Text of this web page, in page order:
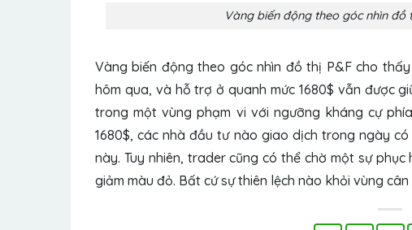
Vàng biến động theo góc nhìn đồ
Vàng biến động theo góc nhìn đồ thị P&F cho
hôm qua, và hỗ trợ ở quanh mức 1680$ vẫn được
trong một vùng phạm vi với ngưỡng kháng cự
1680$, các nhà đầu tư nào giao dịch trong ngày
này. Tuy nhiên, trader cũng có thể chờ một sự
giảm màu đỏ. Bất cứ sự thiên lệch nào khỏi vùng